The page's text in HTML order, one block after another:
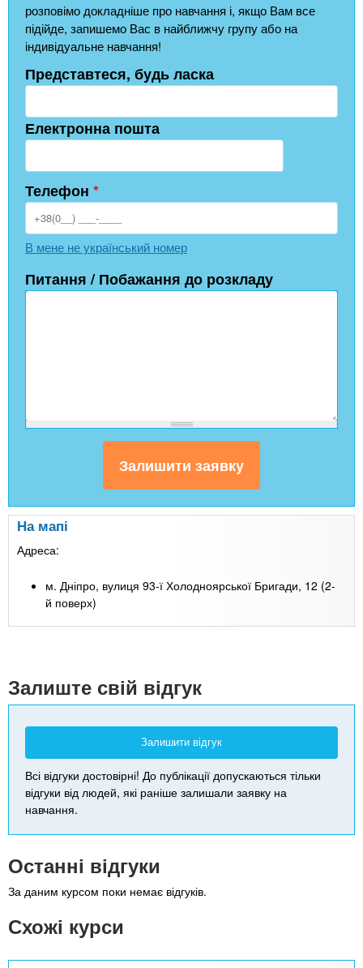
розповімо докладніше про навчання і, якщо Вам все
підійде, запишемо Вас в найближчу групу або на
індивідуальне навчання!
Представтеся, будь ласка
Електронна пошта
Телефон *
В мене не український номер
Питання / Побажання до розкладу
На мапі
Адреса:
м. Дніпро, вулиця 93-ї Холодноярської Бригади, 12 (2-
й поверх)
Залиште свій відгук
Залишити відгук
Всі відгуки достовірні! До публікації допускаються тільки
відгуки від людей, які раніше залишали заявку на
навчання.
Останні відгуки
За даним курсом поки немає відгуків.
Схожі курси